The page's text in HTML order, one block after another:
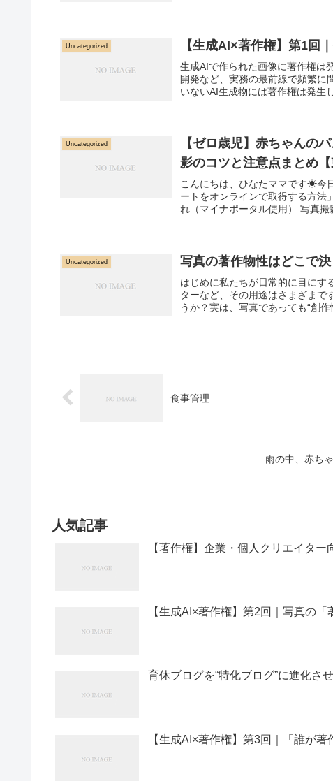
Uncategorized 【生成AI×著作権】第1回
生成AIで作られた画像に著作権は
開発など、実務の最前線で頻繁に
いないAI生成物には著作権は発生
Uncategorized
【ゼロ歳児】赤ちゃんの
影のコツと注意点まとめ【
こんにちは、ひなたママです☀今
ートをオンラインで取得する方法
れ（マイナポータル使用） 写真
Uncategorized 写真の著作物性はどこで
はじめに私たちが日常的に目にす
ターなど、その用途はさまざまで
うか？実は、写真であっても“創
食事管理
雨の中、赤ち
人気記事
【著作権】企業・個人クリエイター
【生成AI×著作権】第2回｜写真の
育休ブログを“特化ブログ”に進化さ
【生成AI×著作権】第3回｜「誰が著